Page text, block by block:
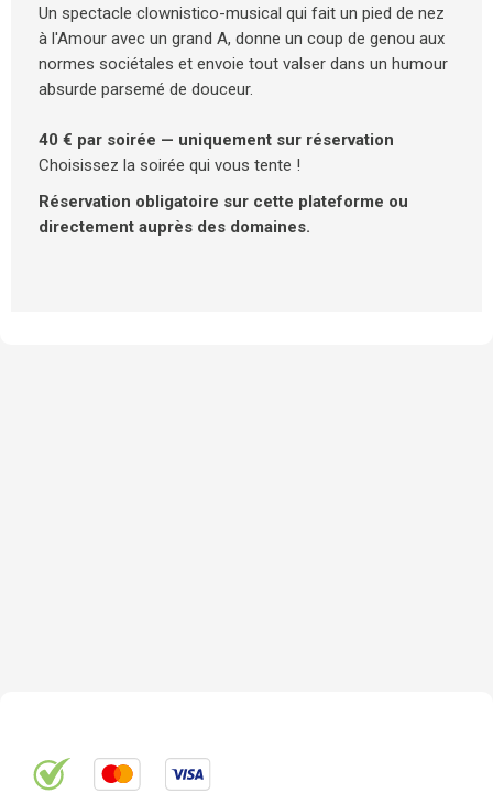
Un spectacle clownistico-musical qui fait un pied de nez
à l'Amour avec un grand A, donne un coup de genou aux
normes sociétales et envoie tout valser dans un humour
absurde parsemé de douceur.
40 € par soirée — uniquement sur réservation
Choisissez la soirée qui vous tente !
Réservation obligatoire sur cette plateforme ou
directement auprès des domaines.